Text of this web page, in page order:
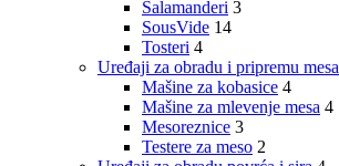
Salamanderi 3
SousVide 14
Tosteri 4
Uređaji za obradu i pripremu mesa
Mašine za kobasice 4
Mašine za mlevenje mesa 4
Mesoreznice 3
Testere za meso 2